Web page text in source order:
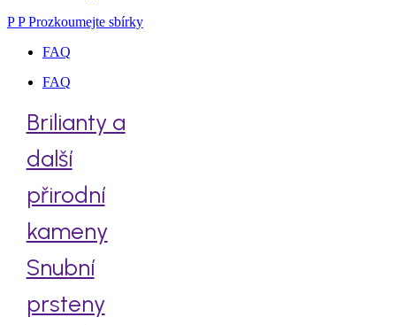
PPProzkoumejte sbírky
FAQ
FAQ
Brilianty a
další
přirodní
kameny
Snubní
prsteny